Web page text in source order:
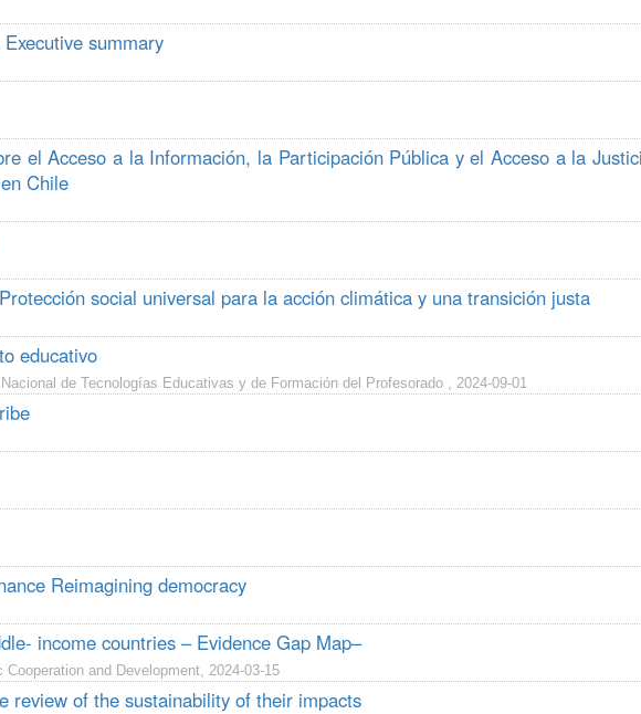
summary
el Acceso a la Información, la Participación Pública y el Acceso a la
Chile
social universal para la acción climática y una transición justa
educativo
de Tecnologías Educativas y de Formación del Profesorado , 2024-09-01
Reimagining democracy
income countries – Evidence Gap Map–
and Development, 2024-03-15
review of the sustainability of their impacts